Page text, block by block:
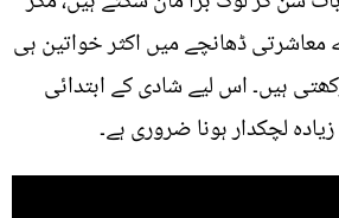
ڈھانچے میں اکثر خواتین ہی
ہیں۔ اس لیے شادی کے ابتدائی
لچکدار ہونا ضروری ہے۔